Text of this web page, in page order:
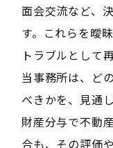
面会交流など、
す。これらを曖
トラブルとして
当事務所は、ど
べきかを、見通
財産分与で不動
合も、その評価